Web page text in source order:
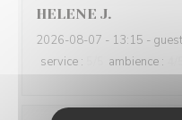
HELENE J
2026-08-07 - 13:15 -
service : ambience :